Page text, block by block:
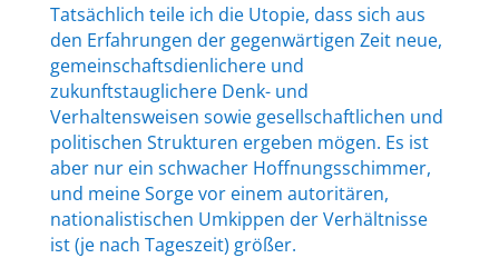
Tatsächlich teile ich die Utopie, dass sich aus
den Erfahrungen der gegenwärtigen Zeit neue,
gemeinschaftsdienlichere und
zukunftstauglichere Denk- und
Verhaltensweisen sowie gesellschaftlichen und
politischen Strukturen ergeben mögen. Es ist
aber nur ein schwacher Hoffnungsschimmer,
und meine Sorge vor einem autoritären,
nationalistischen Umkippen der Verhältnisse
ist (je nach Tageszeit) größer.